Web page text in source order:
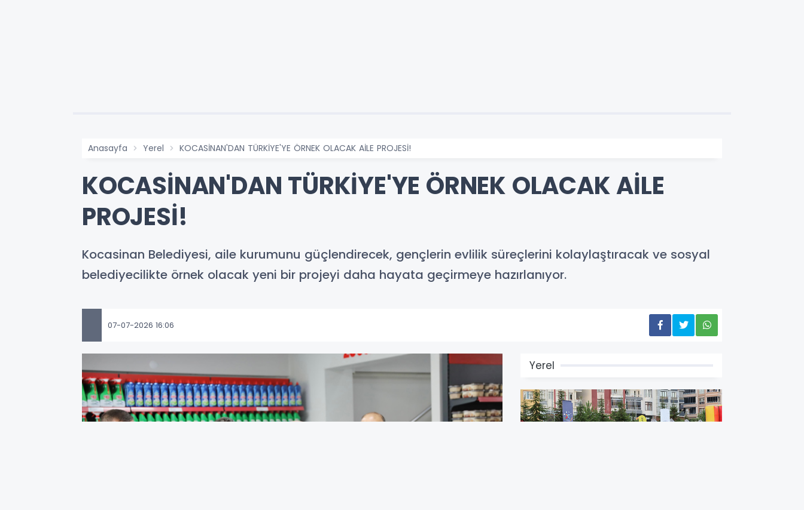
Anasayfa Yerel KOCASİNAN'DAN TÜRKİYE'YE ÖRNEK OLACAK AİLE PROJESİ!
KOCASİNAN'DAN TÜRKİYE'YE ÖRNEK OLACAK AİLE
PROJESİ!
Kocasinan Belediyesi, aile kurumunu güçlendirecek, gençlerin evlilik süreçlerini kolaylaştıracak ve sosyal
belediyecilikte örnek olacak yeni bir projeyi daha hayata geçirmeye hazırlanıyor.
07-07-2026 16:06
Yerel